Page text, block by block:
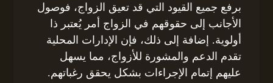
برفع جميع القيود التي قد تعيق الزواج، فوصول
الأجانب إلى حقوقهم في الزواج أمر يُعتبر ذا
أولوية. إضافة إلى ذلك، فإن الإدارات المحلية
تقدم الدعم والمشورة للأزواج، مما يسهل
عليهم إتمام الإجراءات بشكل يحقق رغباتهم.